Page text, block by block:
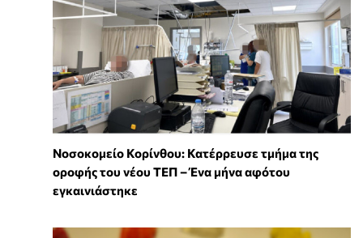
Νοσοκομείο Κορίνθου: Κατέρρευσε τμήμα της
οροφής του νέου ΤΕΠ – Ένα μήνα αφότου
εγκαινιάστηκε